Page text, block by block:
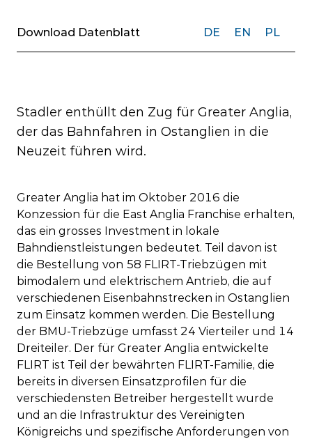
Download Datenblatt DE EN PL
Stadler enthüllt den Zug für Greater Anglia,
der das Bahnfahren in Ostanglien in die
Neuzeit führen wird.
Greater Anglia hat im Oktober 2016 die
Konzession für die East Anglia Franchise erhalten,
das ein grosses Investment in lokale
Bahndienstleistungen bedeutet. Teil davon ist
die Bestellung von 58 FLIRT-Triebzügen mit
bimodalem und elektrischem Antrieb, die auf
verschiedenen Eisenbahnstrecken in Ostanglien
zum Einsatz kommen werden. Die Bestellung
der BMU-Triebzüge umfasst 24 Vierteiler und 14
Dreiteiler. Der für Greater Anglia entwickelte
FLIRT ist Teil der bewährten FLIRT-Familie, die
bereits in diversen Einsatzprofilen für die
verschiedensten Betreiber hergestellt wurde
und an die Infrastruktur des Vereinigten
Königreichs und spezifische Anforderungen von